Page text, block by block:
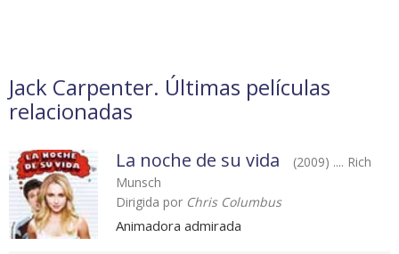
Jack Carpenter. Últimas películas
relacionadas
La noche de su vida
(2009) .... Rich
Munsch
Dirigida por Chris Columbus
Animadora admirada